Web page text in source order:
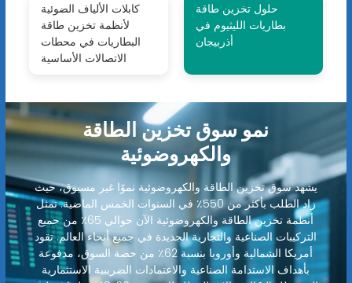
كابلات الألياف الضوئية
لأنظمة تخزين طاقة
البطاريات في محطات
الاتصالات الأساسية
حلول تخزين طاقة
بطاريات الليثيوم في
أذربيجان
نمو سوق تخزين الطاقة
والكهروضوئية
يشهد سوق تخزين الطاقة والكهروضوئية نموًا غير مسبوق، حيث
زاد الطلب بأكثر من 550٪ في السنوات الخمس الماضية. تمثل
أنظمة تخزين الطاقة والكهروضوئية الآن حوالي 65٪ من جميع
التركيبات الصناعية والتجارية الجديدة في جميع أنحاء العالم. تقود
أمريكا الشمالية وأوروبا بنسبة 62٪ من حصة السوق، مدفوعة
بأهداف الاستدامة الصناعية والاعتمادات الضريبية الاستثمارية